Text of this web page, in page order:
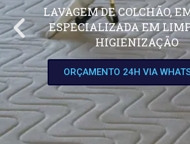
LAVAGEM DE COLCHÃO,
ESPECIALIZADA EM
HIGIENIZAÇÃO
ORÇAMENTO 24H VIA